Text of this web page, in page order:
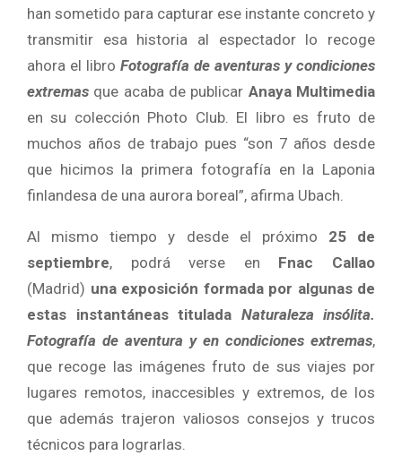
han sometido para capturar ese instante concreto y
transmitir esa historia al espectador lo recoge
ahora el libro Fotografía de aventuras y condiciones
extremas que acaba de publicar Anaya Multimedia
en su colección Photo Club. El libro es fruto de
muchos años de trabajo pues “son 7 años desde
que hicimos la primera fotografía en la Laponia
finlandesa de una aurora boreal”, afirma Ubach.
Al mismo tiempo y desde el próximo 25 de
septiembre, podrá verse en Fnac Callao
(Madrid) una exposición formada por algunas de
estas instantáneas titulada Naturaleza insólita.
Fotografía de aventura y en condiciones extremas,
que recoge las imágenes fruto de sus viajes por
lugares remotos, inaccesibles y extremos, de los
que además trajeron valiosos consejos y trucos
técnicos para lograrlas.